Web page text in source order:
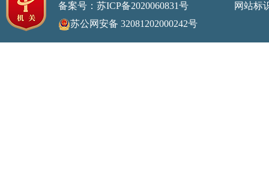
备案号：苏ICP备2020060831号
网站标识码
苏公网安备 32081202000242号